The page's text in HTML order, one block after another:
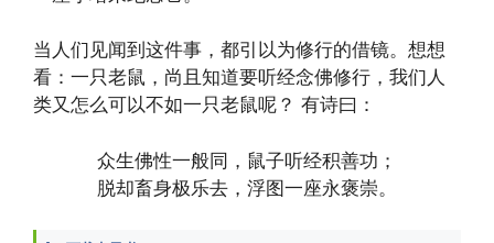
当人们见闻到这件事，都引以为修行的借镜。想想
看：一只老鼠，尚且知道要听经念佛修行，我们人
类又怎么可以不如一只老鼠呢？ 有诗曰：
众生佛性一般同，鼠子听经积善功；
脱却畜身极乐去，浮图一座永褒崇。